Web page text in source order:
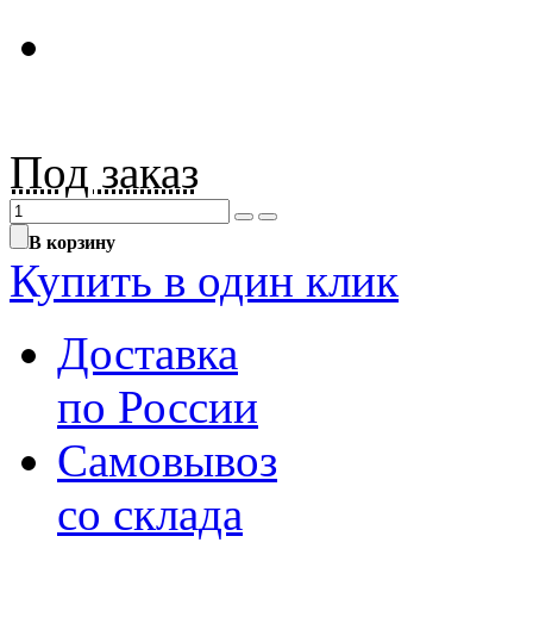
Под заказ
В корзину
Купить в один клик
Доставка
по России
Самовывоз
со склада